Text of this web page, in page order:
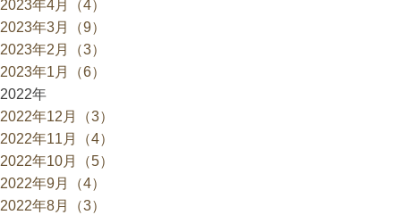
2023年4月（4）
2023年3月（9）
2023年2月（3）
2023年1月（6）
2022年
2022年12月（3）
2022年11月（4）
2022年10月（5）
2022年9月（4）
2022年8月（3）